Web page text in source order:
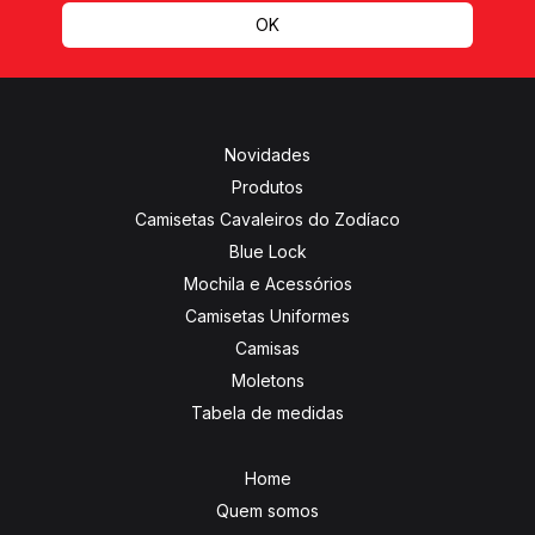
Novidades
Produtos
Camisetas Cavaleiros do Zodíaco
Blue Lock
Mochila e Acessórios
Camisetas Uniformes
Camisas
Moletons
Tabela de medidas
Home
Quem somos